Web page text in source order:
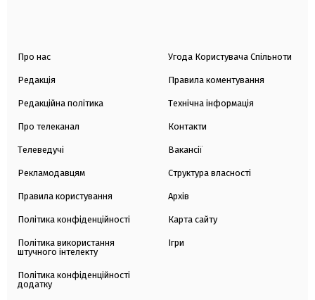
Про нас
Редакція
Редакційна політика
Про телеканал
Телеведучі
Рекламодавцям
Правила користування
Політика конфіденційності
Політика використання
штучного інтелекту
Політика конфіденційності
додатку
Угода Користувача Спільноти
Правила коментування
Технічна інформація
Контакти
Вакансії
Структура власності
Архів
Карта сайту
Ігри